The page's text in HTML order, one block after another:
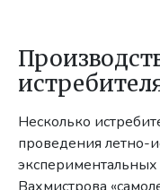
Несколько
проведения летно-